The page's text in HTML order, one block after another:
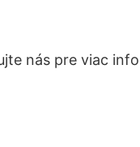
nás pre viac